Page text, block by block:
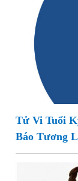
Tử Vi Tuổi
Báo Tương